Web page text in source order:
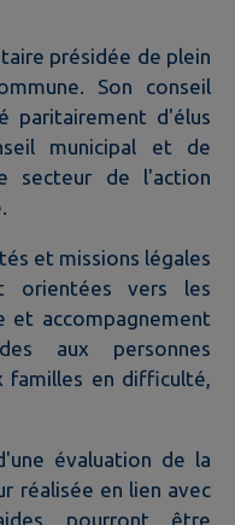
présidée de plein
Son conseil
paritairement d'élus
municipal et de
secteur de l'action
et missions légales
orientées vers les
et accompagnement
aux personnes
familles en difficulté,
évaluation de la
réalisée en lien avec
pourront être